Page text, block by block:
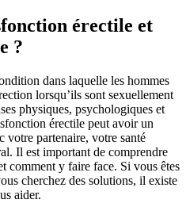
érectile et
?
dans laquelle les hommes
lorsqu’ils sont sexuellement
physiques, psychologiques et
érectile peut avoir un
votre partenaire, votre santé
Il est important de comprendre
comment y faire face. Si vous êtes
cherchez des solutions, il existe
aider.